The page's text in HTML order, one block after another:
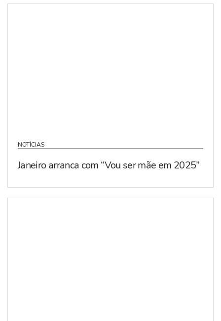
NOTÍCIAS
Janeiro arranca com “Vou ser mãe em 2025”